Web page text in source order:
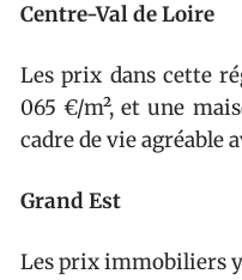
Centre-Val de Loire
Les prix dans cette
065 €/m², et une
cadre de vie agréable
Grand Est
Les prix immobiliers y